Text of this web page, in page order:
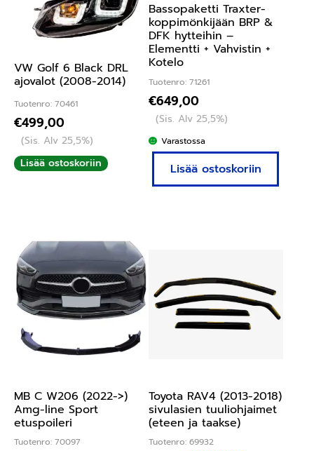
VW Golf 6 Black DRL
ajovalot (2008-2014)
Tuotenro: 70461
€499,00
(Sis. Alv 25,5%)
Lisää ostoskoriin
Bassopaketti Traxter-
koppimönkijään BRP &
DFK hytteihin –
Elementti + Vahvistin +
Kotelo
Tuotenro: 71261
€649,00
(Sis. Alv 25,5%)
Varastossa
Lisää ostoskoriin
MB C W206 (2022->)
Amg-line Sport
etuspoileri
Tuotenro: 70097
Toyota RAV4 (2013-2018)
sivulasien tuuliohjaimet
(eteen ja taakse)
Tuotenro: 69932